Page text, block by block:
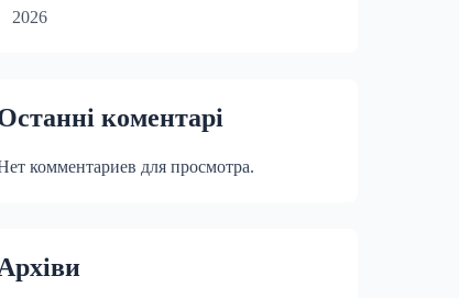
2026
коментарі
комментариев для просмотра.